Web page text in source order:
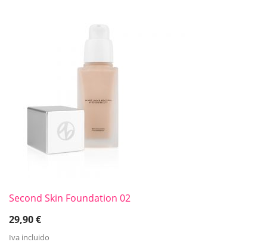
Second Skin Foundation 02
29,90€
Iva incluido